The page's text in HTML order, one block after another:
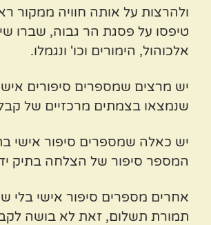
ולהרצות על אותה חוויה ממקור
טיפסו על פסגת הר גבוה, שברו
אלכוהול, הימורים וכו' ונגמלו.
יש מרצים שמספרים סיפורים
שנמצאו בצמתים מרכזיים של
יש כאלה שמספרים סיפור אישי
המספר סיפור של הצלחה בתיק
אחרים מספרים סיפור אישי בלי
תמורת תשלום, זאת לא בושה